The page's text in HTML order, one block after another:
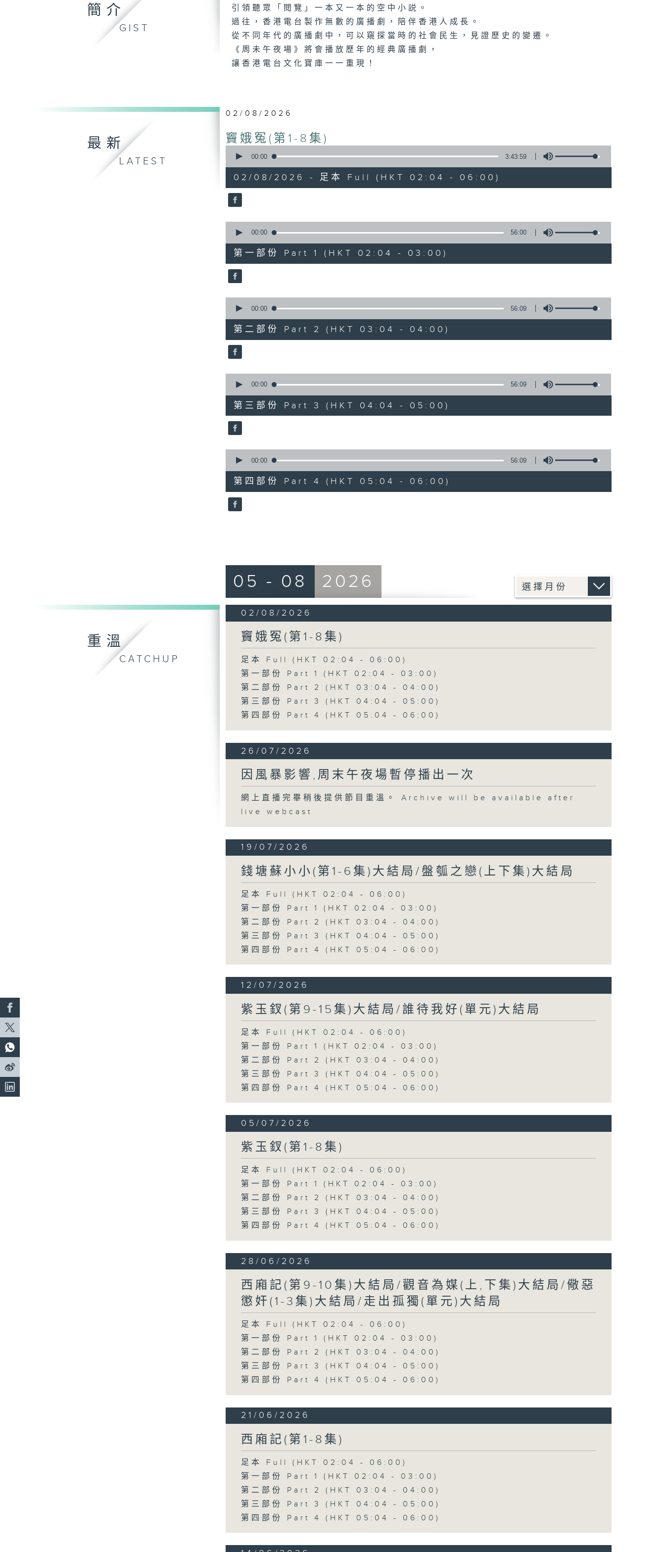
簡介
GIST
引領聽眾「閱覽」一本又一本的空中小説。
過往，香港電台製作無數的廣播劇，陪伴香港人成長。
從不同年代的廣播劇中，可以窺探當時的社會民生，見證歷史的變遷。
《周未午夜場》將會播放歷年的經典廣播劇，
讓香港電台文化寶庫一一重現！
最新
LATEST
02/08/2026
竇娥冤(第1-8集)
seconds
hours,
43
minutes,
59
90%
00:00 3:43:59
02/08/2026 - 足本 Full (HKT 02:04 - 06:00)
seconds
56
minutes,
0
seconds
90%
00:00 56:00
第一部份 Part 1 (HKT 02:04 - 03:00)
seconds
56
minutes,
9
seconds
90%
00:00 56:09
第二部份 Part 2 (HKT 03:04 - 04:00)
seconds
56
minutes,
9
seconds
90%
00:00 56:09
第三部份 Part 3 (HKT 04:04 - 05:00)
seconds
56
minutes,
9
seconds
90%
00:00 56:09
第四部份 Part 4 (HKT 05:04 - 06:00)
重溫
CATCHUP
05 - 08 2026
02/08/2026
竇娥冤(第1-8集)
足本 Full (HKT 02:04 - 06:00)
第一部份 Part 1 (HKT 02:04 - 03:00)
第二部份 Part 2 (HKT 03:04 - 04:00)
第三部份 Part 3 (HKT 04:04 - 05:00)
第四部份 Part 4 (HKT 05:04 - 06:00)
26/07/2026
因風暴影響,周末午夜場暫停播出一次
網上直播完畢稍後提供節目重溫。 Archive will be available after
live webcast
19/07/2026
錢塘蘇小小(第1-6集)大結局/盤瓠之戀(上下集)大結局
足本 Full (HKT 02:04 - 06:00)
第一部份 Part 1 (HKT 02:04 - 03:00)
第二部份 Part 2 (HKT 03:04 - 04:00)
第三部份 Part 3 (HKT 04:04 - 05:00)
第四部份 Part 4 (HKT 05:04 - 06:00)
12/07/2026
紫玉釵(第9-15集)大結局/誰待我好(單元)大結局
足本 Full (HKT 02:04 - 06:00)
第一部份 Part 1 (HKT 02:04 - 03:00)
第二部份 Part 2 (HKT 03:04 - 04:00)
第三部份 Part 3 (HKT 04:04 - 05:00)
第四部份 Part 4 (HKT 05:04 - 06:00)
05/07/2026
紫玉釵(第1-8集)
足本 Full (HKT 02:04 - 06:00)
第一部份 Part 1 (HKT 02:04 - 03:00)
第二部份 Part 2 (HKT 03:04 - 04:00)
第三部份 Part 3 (HKT 04:04 - 05:00)
第四部份 Part 4 (HKT 05:04 - 06:00)
28/06/2026
西廂記(第9-10集)大結局/觀音為媒(上,下集)大結局/儆惡
懲奸(1-3集)大結局/走出孤獨(單元)大結局
足本 Full (HKT 02:04 - 06:00)
第一部份 Part 1 (HKT 02:04 - 03:00)
第二部份 Part 2 (HKT 03:04 - 04:00)
第三部份 Part 3 (HKT 04:04 - 05:00)
第四部份 Part 4 (HKT 05:04 - 06:00)
21/06/2026
西廂記(第1-8集)
足本 Full (HKT 02:04 - 06:00)
第一部份 Part 1 (HKT 02:04 - 03:00)
第二部份 Part 2 (HKT 03:04 - 04:00)
第三部份 Part 3 (HKT 04:04 - 05:00)
第四部份 Part 4 (HKT 05:04 - 06:00)